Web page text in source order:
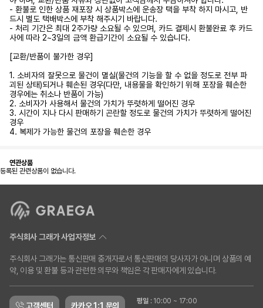
- 환불로 인한 상품 재포장 시 상품박스에 운송장 택을 부착 하지 마시고, 반
드시 별도 택배박스에 부착 해주시기 바랍니다.
- 처리 기간은 최대 2주가량 소요될 수 있으며, 카드 결제시 환불완료 후 카드
사에 따라 2~3일의 금액 환급기간이 소요될 수 있습니다.
[교환/반품이 불가한 경우]
1. 소비자의 잘못으로 물건이 멸실(물건의 기능을 할 수 없을 정도로 전부 파
괴된 상태)되거나 훼손된 경우(다만, 내용물을 확인하기 위해 포장을 훼손한
경우에는 취소나 반품이 가능)
2. 소비자가 사용해서 물건의 가치가 뚜렷하게 떨어진 경우
3. 시간이 지나 다시 판매하기 곤란할 정도로 물건의 가치가 뚜렷하게 떨어진
경우
4. 복제가 가능한 물건의 포장을 훼손한 경우
연관상품
등록된 관련상품이 없습니다.
주식회사 그래가 사업자정보
주식회사 그래가는 통신판매 중개자로서 통신판매의 당사자가 아니며 상품의 예
약, 이용 및 환불 등과 관련한 의무와 책임은 각 판매자에게 있습니다.
고객센터 카카오 1:1 문의 평일: 10:00 ~ 17:00